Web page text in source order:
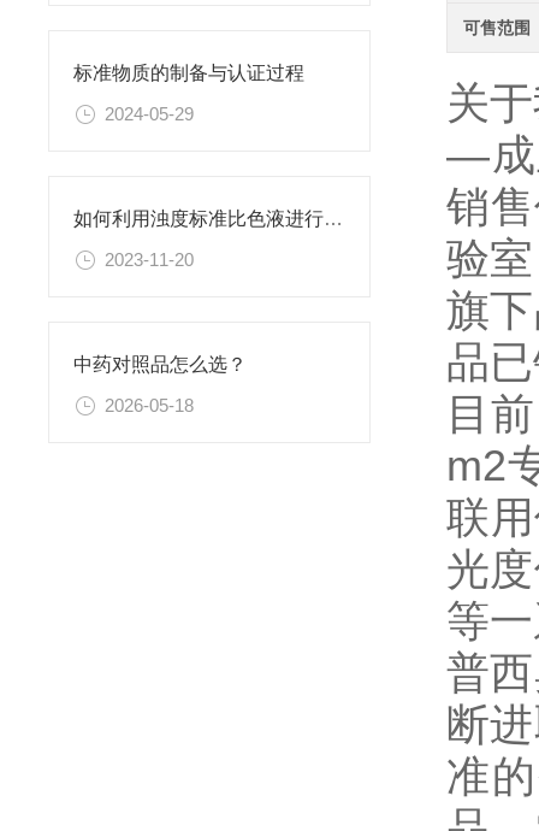
标准物质的制备与认证过程
2024-05-29
如何利用浊度标准比色液进行水体生态系统的研究？
2023-11-20
中药对照品怎么选？
2026-05-18
可售范围
关
—成
销
验
旗
品
目
m2
联
光
等
普
断
准